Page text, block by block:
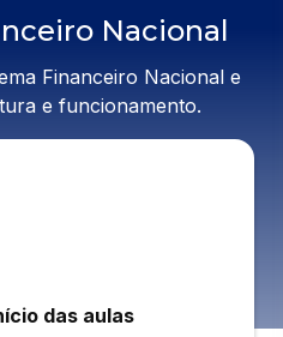
Nacional
Financeiro Nacional e
e funcionamento.
das aulas